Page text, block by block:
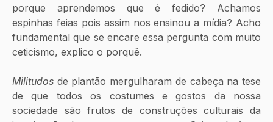
porque aprendemos que é fedido? Achamos
espinhas feias pois assim nos ensinou a mídia? Acho
fundamental que se encare essa pergunta com muito
ceticismo, explico o porquê.
Militudos de plantão mergulharam de cabeça na tese
de que todos os costumes e gostos da nossa
sociedade são frutos de construções culturais da